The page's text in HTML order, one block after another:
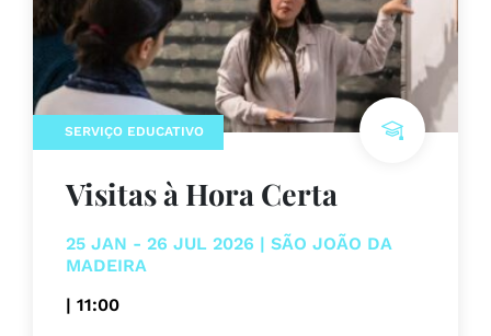
SERVIÇO EDUCATIVO
Visitas à Hora Certa
25 JAN - 26 JUL 2026 | SÃO JOÃO DA
MADEIRA
| 11:00